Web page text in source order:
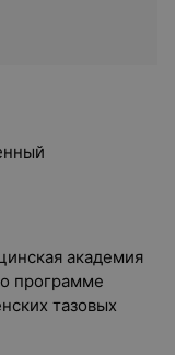
академия
программе
тазовых